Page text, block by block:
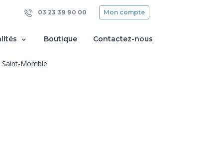
Boutique Contactez-nous
03 23 39 90 00 Mon compte